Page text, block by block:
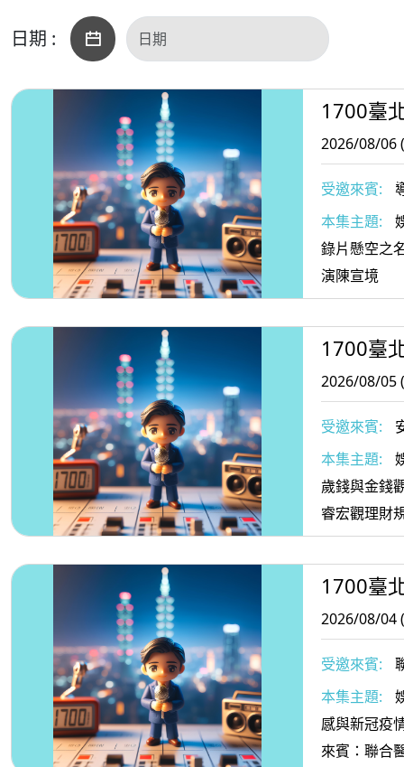
日期 :
1700臺
2026/08/06
受邀來賓:
本集主題:
錄片懸空之
演陳宣境
1700臺
2026/08/05
受邀來賓:
本集主題:
歲錢與金錢
睿宏觀理財
1700臺
2026/08/04
受邀來賓:
本集主題:
感與新冠疫
來賓：聯合